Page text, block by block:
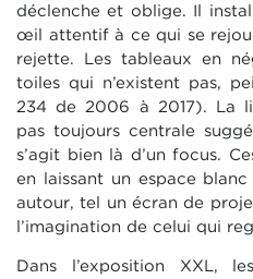
déclenche et oblige. Il
œil attentif à ce qui se
rejette. Les tableaux en
toiles qui n’existent pas,
234 de 2006 à 2017). La
pas toujours centrale
s’agit bien là d’un focus.
en laissant un espace
autour, tel un écran de
l’imagination de celui qui
Dans l’exposition XXL,